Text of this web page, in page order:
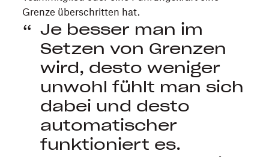
Grenze überschritten hat.
Je besser man im
Setzen von Grenzen
wird, desto weniger
unwohl fühlt man sich
dabei und desto
automatischer
funktioniert es.